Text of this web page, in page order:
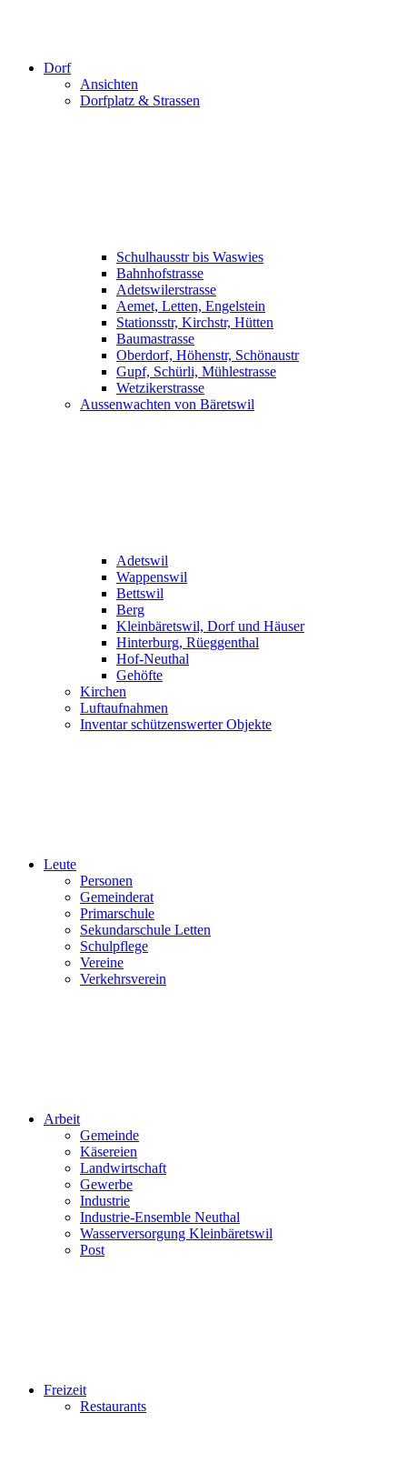
Dorf
Ansichten
Dorfplatz & Strassen
Schulhausstr bis Waswies
Bahnhofstrasse
Adetswilerstrasse
Aemet, Letten, Engelstein
Stationsstr, Kirchstr, Hütten
Baumastrasse
Oberdorf, Höhenstr, Schönaustr
Gupf, Schürli, Mühlestrasse
Wetzikerstrasse
Aussenwachten von Bäretswil
Adetswil
Wappenswil
Bettswil
Berg
Kleinbäretswil, Dorf und Häuser
Hinterburg, Rüeggenthal
Hof-Neuthal
Gehöfte
Kirchen
Luftaufnahmen
Inventar schützenswerter Objekte
Leute
Personen
Gemeinderat
Primarschule
Sekundarschule Letten
Schulpflege
Vereine
Verkehrsverein
Arbeit
Gemeinde
Käsereien
Landwirtschaft
Gewerbe
Industrie
Industrie-Ensemble Neuthal
Wasserversorgung Kleinbäretswil
Post
Freizeit
Restaurants